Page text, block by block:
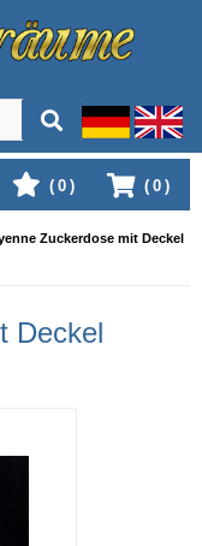
( 0 )
( 0 )
Zuckerdose mit Deckel
Deckel